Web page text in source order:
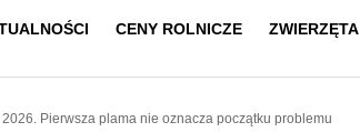
CENY ROLNICZE ZWIERZĘTA
Pierwsza plama nie oznacza początku problemu